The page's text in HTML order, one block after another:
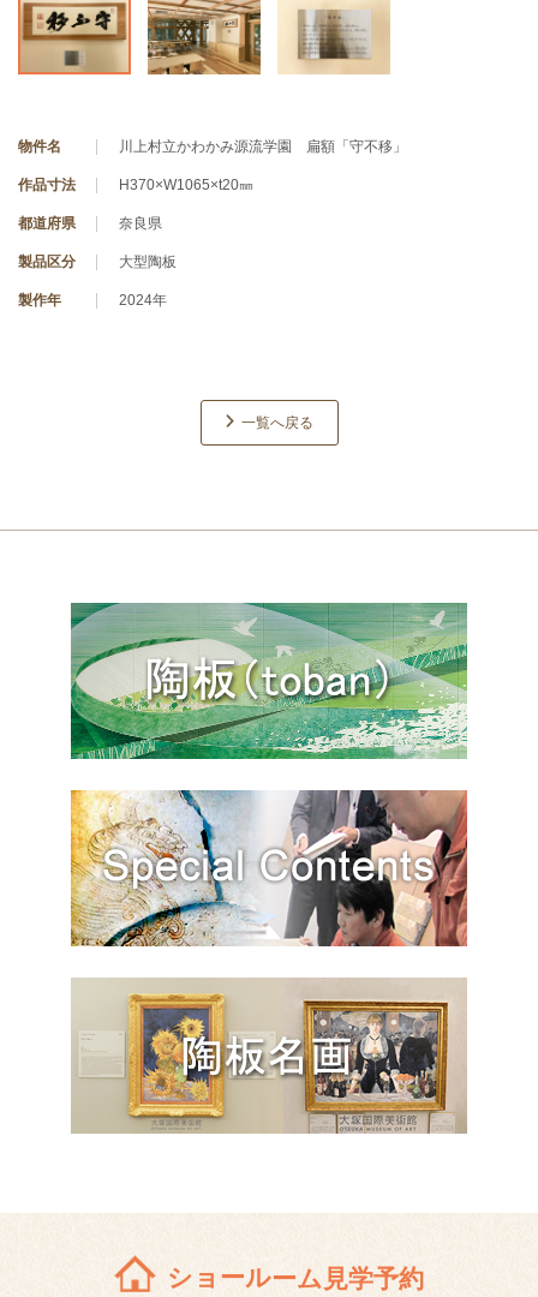
物件名 川上村立かわかみ源流学園 扁額「守不移」
作品寸法 H370×W1065×t20㎜
都道府県 奈良県
製品区分 大型陶板
製作年 2024年
一覧へ戻る
ショールーム見学予約